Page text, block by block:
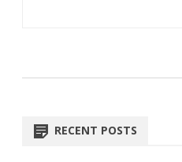
RECENT POSTS